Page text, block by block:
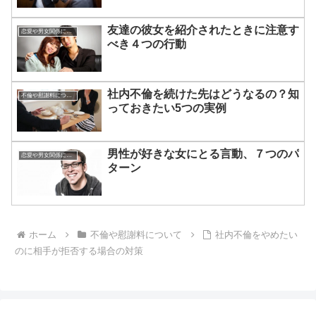
恋愛や男女関係についてのあれこれ
友達の彼女を紹介されたときに注意す
べき４つの行動
不倫や慰謝料について
社内不倫を続けた先はどうなるの？知
っておきたい5つの実例
恋愛や男女関係についてのあれこれ
男性が好きな女にとる言動、７つのパ
ターン
ホーム 不倫や慰謝料について
社内不倫をやめたい
のに相手が拒否する場合の対策